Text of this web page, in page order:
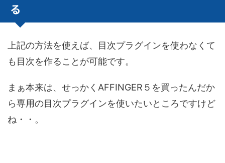
る
上記の方法を使えば、目次プラグインを使わなくて
も目次を作ることが可能です。
まぁ本来は、せっかくAFFINGER５を買ったんだか
ら専用の目次プラグインを使いたいところですけど
ね・・。